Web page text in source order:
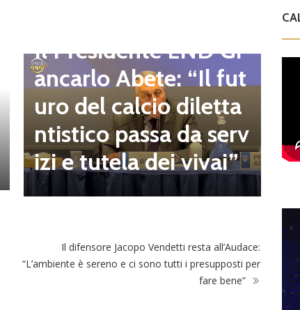
Il Presidente LND Gi
ancarlo Abete: “Il fut
uro del calcio diletta
ntistico passa da serv
izi e tutela dei vivai”
Il difensore Jacopo Vendetti resta all’Audace:
“L’ambiente è sereno e ci sono tutti i presupposti per
fare bene”